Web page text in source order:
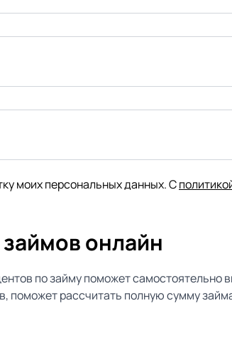
моих персональных данных. С
онлайн
по займу поможет
поможет рассчитать полную сумму